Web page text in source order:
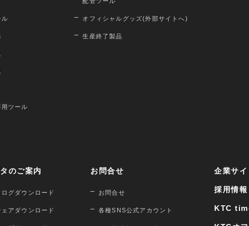
ツール
オフィシャルグッズ(外部サイトへ)
生産終了製品
のご案内
グダウンロード
アダウンロード
お問合せ
お問合せ
各種SNS公式アカウント
企業サイ
採用情報
KTC